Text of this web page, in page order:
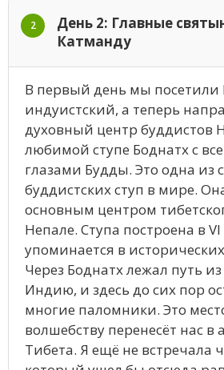
2
День 2: Главные
Катманду
В первый день мы посетили
индуистский, а теперь
духовный центр буддистов
любимой ступе Боднатх с
глазами Будды. Это одна из
буддистских ступ в мире.
основным центром
Непале. Ступа построена в VI
упоминается в
Через Боднатх лежал путь
Индию, и здесь до сих пор
многие паломники. Это
волшебству перенесёт нас в
Тибета. Я ещё не встречала